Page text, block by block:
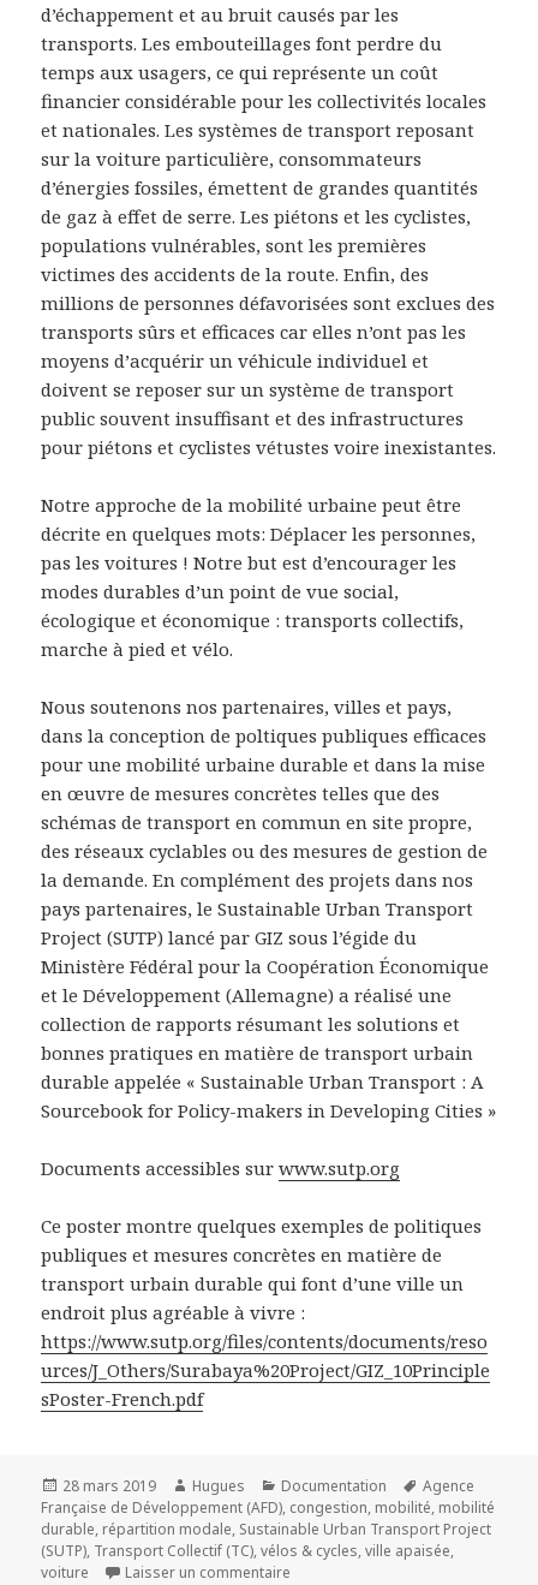
d’échappement et au bruit causés par les
transports. Les embouteillages font perdre du
temps aux usagers, ce qui représente un coût
financier considérable pour les collectivités locales
et nationales. Les systèmes de transport reposant
sur la voiture particulière, consommateurs
d’énergies fossiles, émettent de grandes quantités
de gaz à effet de serre. Les piétons et les cyclistes,
populations vulnérables, sont les premières
victimes des accidents de la route. Enfin, des
millions de personnes défavorisées sont exclues des
transports sûrs et efficaces car elles n’ont pas les
moyens d’acquérir un véhicule individuel et
doivent se reposer sur un système de transport
public souvent insuffisant et des infrastructures
pour piétons et cyclistes vétustes voire inexistantes.
Notre approche de la mobilité urbaine peut être
décrite en quelques mots: Déplacer les personnes,
pas les voitures ! Notre but est d’encourager les
modes durables d’un point de vue social,
écologique et économique : transports collectifs,
marche à pied et vélo.
Nous soutenons nos partenaires, villes et pays,
dans la conception de poltiques publiques efficaces
pour une mobilité urbaine durable et dans la mise
en œuvre de mesures concrètes telles que des
schémas de transport en commun en site propre,
des réseaux cyclables ou des mesures de gestion de
la demande. En complément des projets dans nos
pays partenaires, le Sustainable Urban Transport
Project (SUTP) lancé par GIZ sous l’égide du
Ministère Fédéral pour la Coopération Économique
et le Développement (Allemagne) a réalisé une
collection de rapports résumant les solutions et
bonnes pratiques en matière de transport urbain
durable appelée « Sustainable Urban Transport : A
Sourcebook for Policy-makers in Developing Cities »
Documents accessibles surwww.sutp.org
Ce poster montre quelques exemples de politiques
publiques et mesures concrètes en matière de
transport urbain durable qui font d’une ville un
endroit plus agréable à vivre :
https://www.sutp.org/files/contents/documents/reso
urces/J_Others/Surabaya%20Project/GIZ_10Principle
sPoster-French.pdf
Publié
le
28 mars 2019 Auteur
Hugues Catégories
Documentation
Mots-
clés
Agence
Française de Développement (AFD), congestion, mobilité, mobilité
durable, répartition modale, Sustainable Urban Transport Project
(SUTP), Transport Collectif (TC),vélos & cycles,ville apaisée,
voiture
Laisser un commentaire